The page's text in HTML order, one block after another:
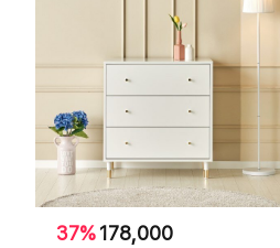
37%178,000